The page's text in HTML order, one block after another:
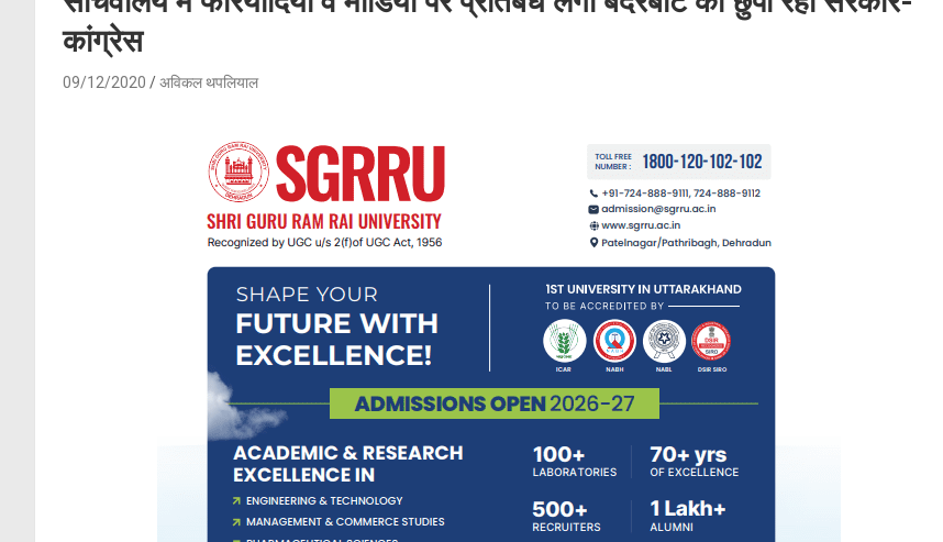
कांग्रेस
09/12/2020 अविकल थपलियाल